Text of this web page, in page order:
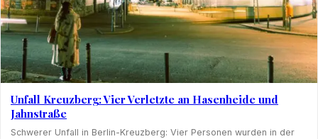
Unfall Kreuzberg: Vier Verletzte an Hasenheide und
Jahnstraße
Schwerer Unfall in Berlin-Kreuzberg: Vier Personen wurden in der